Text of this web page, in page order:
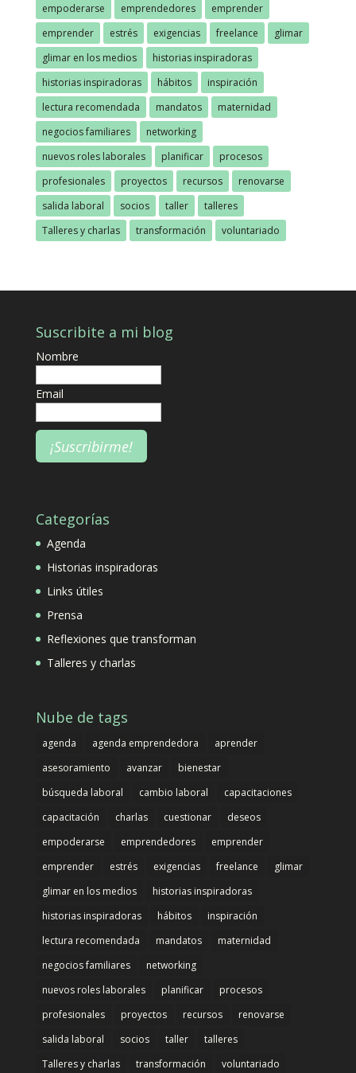
empoderarse
emprendedores
emprender
emprender
estrés exigencias freelance
glimar
glimar en los medios
historias inspiradoras
historias inspiradoras
hábitos
inspiración
lectura recomendada
mandatos
maternidad
negocios familiares
networking
nuevos roles laborales
planificar
procesos
profesionales
proyectos recursos
renovarse
salida laboral
socios taller
talleres
Talleres y charlas
transformación voluntariado
Suscribite a mi blog
Nombre
Email
Categorías
Agenda
Historias inspiradoras
Links útiles
Prensa
Reflexiones que transforman
Talleres y charlas
Nube de tags
agenda agenda emprendedora
aprender
asesoramiento
avanzar
bienestar
búsqueda laboral
cambio laboral
capacitaciones
capacitación
charlas cuestionar
deseos
empoderarse
emprendedores
emprender
emprender
estrés exigencias freelance
glimar
glimar en los medios
historias inspiradoras
historias inspiradoras
hábitos
inspiración
lectura recomendada
mandatos
maternidad
negocios familiares
networking
nuevos roles laborales
planificar
procesos
profesionales
proyectos recursos
renovarse
salida laboral
socios taller
talleres
Talleres y charlas
transformación voluntariado